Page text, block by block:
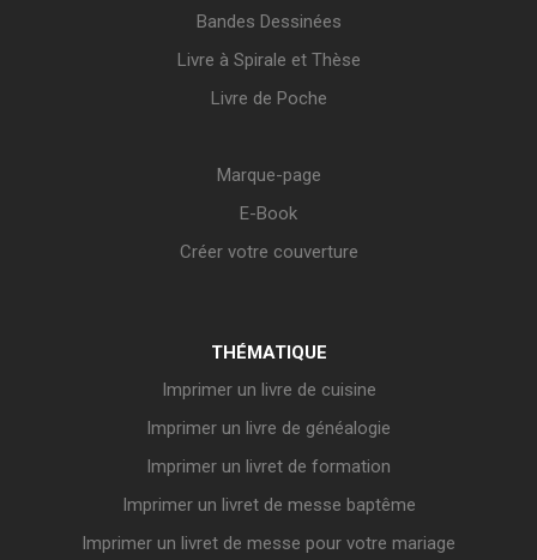
Bandes Dessinées
Livre à Spirale et Thèse
Livre de Poche
Marque-page
E-Book
Créer votre couverture
THÉMATIQUE
Imprimer un livre de cuisine
Imprimer un livre de généalogie
Imprimer un livret de formation
Imprimer un livret de messe baptême
Imprimer un livret de messe pour votre mariage